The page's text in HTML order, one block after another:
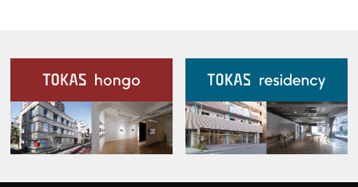
施設案内
Our Facilities